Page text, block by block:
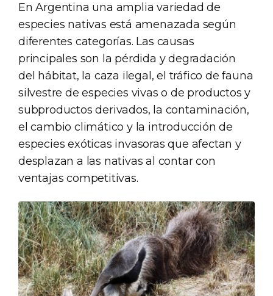
En Argentina una amplia variedad de
especies nativas está amenazada según
diferentes categorías. Las causas
principales son la pérdida y degradación
del hábitat, la caza ilegal, el tráfico de fauna
silvestre de especies vivas o de productos y
subproductos derivados, la contaminación,
el cambio climático y la introducción de
especies exóticas invasoras que afectan y
desplazan a las nativas al contar con
ventajas competitivas.